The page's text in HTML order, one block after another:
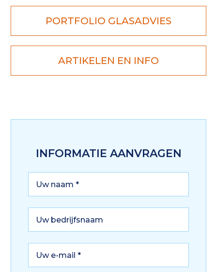
PORTFOLIO GLASADVIES
ARTIKELEN EN INFO
INFORMATIE AANVRAGEN